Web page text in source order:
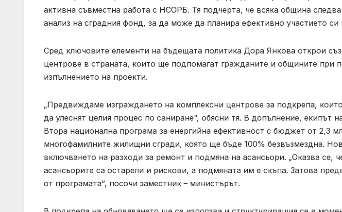
активна съвместна работа с НСОРБ. Тя подчерта, че всяка община
анализ на сградния фонд, за да може да планира ефективно участието
Сред ключовите елементи на бъдещата политика Дора Янкова открои
центрове в страната, които ще подпомагат гражданите и общините при
изпълнението на проекти.
„Предвиждаме изграждането на комплексни центрове за подкрепа,
да улеснят целия процес по саниране“, обясни тя. В допълнение, екипът
Втора национална програма за енергийна ефективност с бюджет от 2,3
многофамилните жилищни сгради, която ще бъде 100% безвъзмездна.
включването на разходи за ремонт и подмяна на асансьори. „Оказва се,
асансьорите са остарели и рискови, а подмяната им е скъпа. Затова
от програмата“, посочи заместник – министърът.